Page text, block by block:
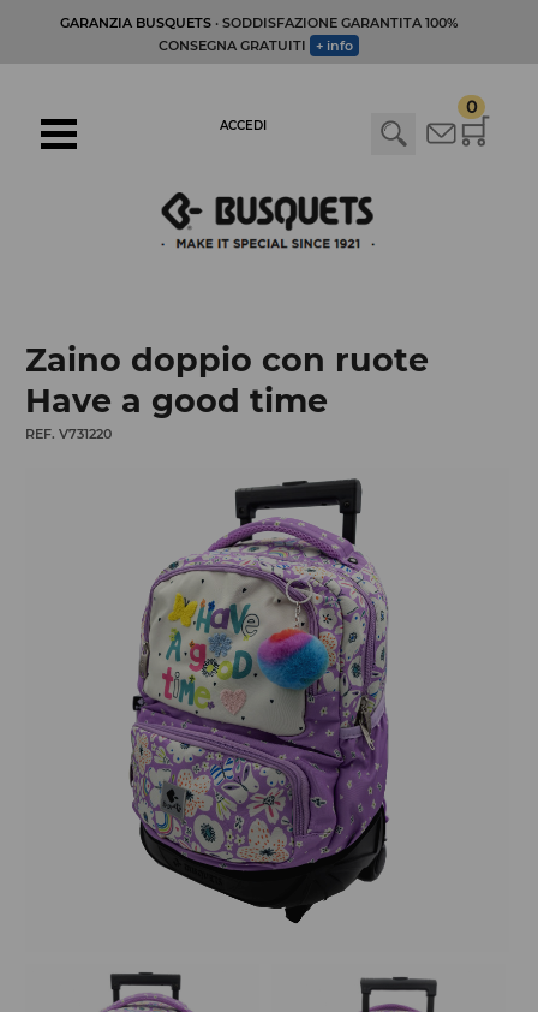
GARANZIA BUSQUETS· SODDISFAZIONE GARANTITA 100%
CONSEGNA GRATUITI
+ info
0
ACCEDI
Zaino doppio con ruote
Have a good time
REF. V731220